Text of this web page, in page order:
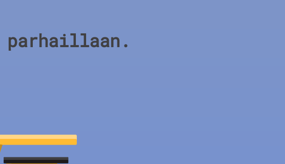
parhaillaan.